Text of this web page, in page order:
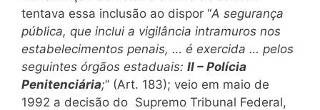
tentava essa inclusão ao dispor “A segurança
pública, que inclui a vigilância intramuros nos
estabelecimentos penais, … é exercida … pelos
seguintes órgãos estaduais: II – Polícia
Penitenciária;” (Art. 183); veio em maio de
1992 a decisão do Supremo Tribunal Federal,